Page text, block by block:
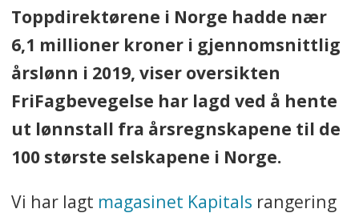
Toppdirektørene i Norge hadde nær
6,1 millioner kroner i gjennomsnittlig
årslønn i 2019, viser oversikten
FriFagbevegelse har lagd ved å hente
ut lønnstall fra årsregnskapene til de
100 største selskapene i Norge.
Vi har lagt magasinet Kapitals rangering